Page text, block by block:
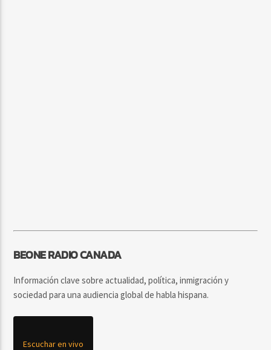
BEONE RADIO CANADA
Información clave sobre actualidad, política, inmigración y
sociedad para una audiencia global de habla hispana.
Escuchar en vivo